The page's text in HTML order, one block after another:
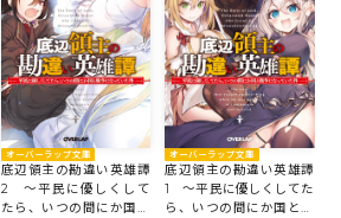
オーバーラップ文庫
底辺領主の勘違い英雄譚
2 ～平民に優しくして
たら、いつの間にか国と
オーバーラップ文庫
底辺領主の勘違い英雄譚
1 ～平民に優しくしてた
ら、いつの間にか国と戦